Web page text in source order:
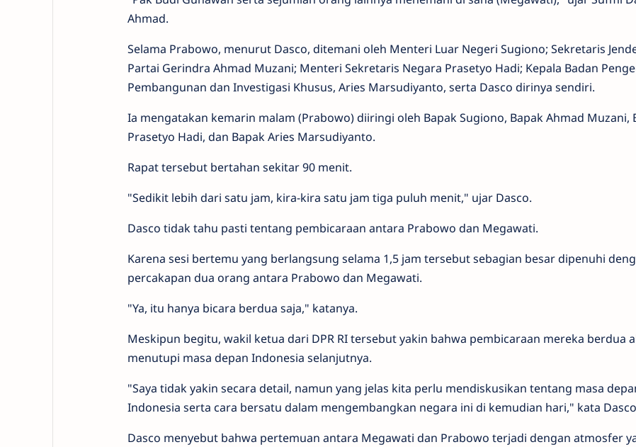
Ahmad.
Selama Prabowo, menurut Dasco, ditemani oleh Menteri Luar Negeri Sugiono; Sekretaris
Partai Gerindra Ahmad Muzani; Menteri Sekretaris Negara Prasetyo Hadi; Kepala Badan
Pembangunan dan Investigasi Khusus, Aries Marsudiyanto, serta Dasco dirinya sendiri.
Ia mengatakan kemarin malam (Prabowo) diiringi oleh Bapak Sugiono, Bapak Ahmad Muzani,
Prasetyo Hadi, dan Bapak Aries Marsudiyanto.
Rapat tersebut bertahan sekitar 90 menit.
"Sedikit lebih dari satu jam, kira-kira satu jam tiga puluh menit," ujar Dasco.
Dasco tidak tahu pasti tentang pembicaraan antara Prabowo dan Megawati.
Karena sesi bertemu yang berlangsung selama 1,5 jam tersebut sebagian besar dipenuhi
percakapan dua orang antara Prabowo dan Megawati.
"Ya, itu hanya bicara berdua saja," katanya.
Meskipun begitu, wakil ketua dari DPR RI tersebut yakin bahwa pembicaraan mereka berdua
menutupi masa depan Indonesia selanjutnya.
"Saya tidak yakin secara detail, namun yang jelas kita perlu mendiskusikan tentang masa
Indonesia serta cara bersatu dalam mengembangkan negara ini di kemudian hari," kata
Dasco menyebut bahwa pertemuan antara Megawati dan Prabowo terjadi dengan atmosfer